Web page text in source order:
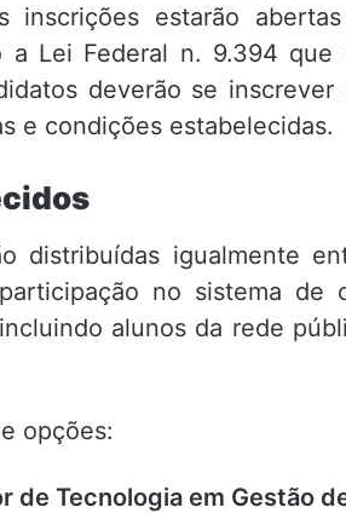
inscrições estarão
a Lei Federal n. 9.394 que
deverão se
e condições estabelecidas.
distribuídas igualmente
no sistema
alunos da rede
opções:
de Tecnologia em Gestão